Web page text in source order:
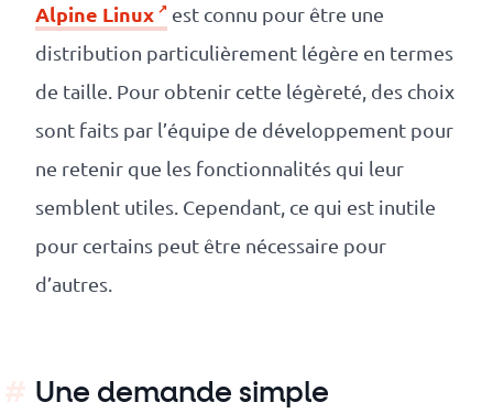
Nos
clients
La
coopérative
On
de
Alpine Linux
est connu pour être une
distribution particulièrement légère en termes
de taille. Pour obtenir cette légèreté, des choix
sont faits par l’équipe de développement pour
ne retenir que les fonctionnalités qui leur
semblent utiles. Cependant, ce qui est inutile
pour certains peut être nécessaire pour
d’autres.
Une demande simple